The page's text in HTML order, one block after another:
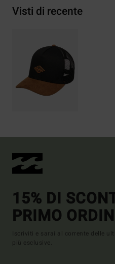
Visti di recente
15% DI
PRIMO
Iscriviti e sarai al corrente delle
più esclusive.